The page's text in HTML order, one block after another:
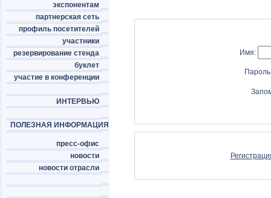
экспонентам
партнерская сеть
профиль посетителей
участники
резервирование стенда
буклет
участие в конференции
ИНТЕРВЬЮ
ПОЛЕЗНАЯ ИНФОРМАЦИЯ
пресс-офис
новости
новости отрасли
Имя: